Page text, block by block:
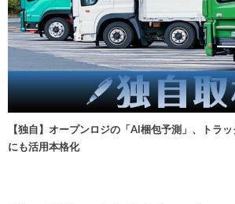
【独自】オープンロジの「AI梱包予測」、トラ
にも活用本格化